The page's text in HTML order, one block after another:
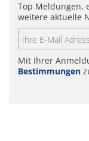
Top Meldungen,
weitere aktuelle
Mit Ihrer
Bestimmungen